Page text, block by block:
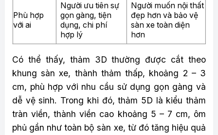
Phù hợp
với ai
Người ưu tiên sự
gọn gàng, tiện
dụng, chi phí
hợp lý
Người muốn nội thất
đẹp hơn và bảo vệ
sàn xe toàn diện
hơn
Có thể thấy, thảm 3D thường được cắt theo
khung sàn xe, thành thảm thấp, khoảng 2 – 3
cm, phù hợp với nhu cầu sử dụng gọn gàng và
dễ vệ sinh. Trong khi đó, thảm 5D là kiểu thảm
tràn viền, thành viền cao khoảng 5 – 7 cm, ôm
phủ gần như toàn bộ sàn xe, từ đó tăng hiệu quả